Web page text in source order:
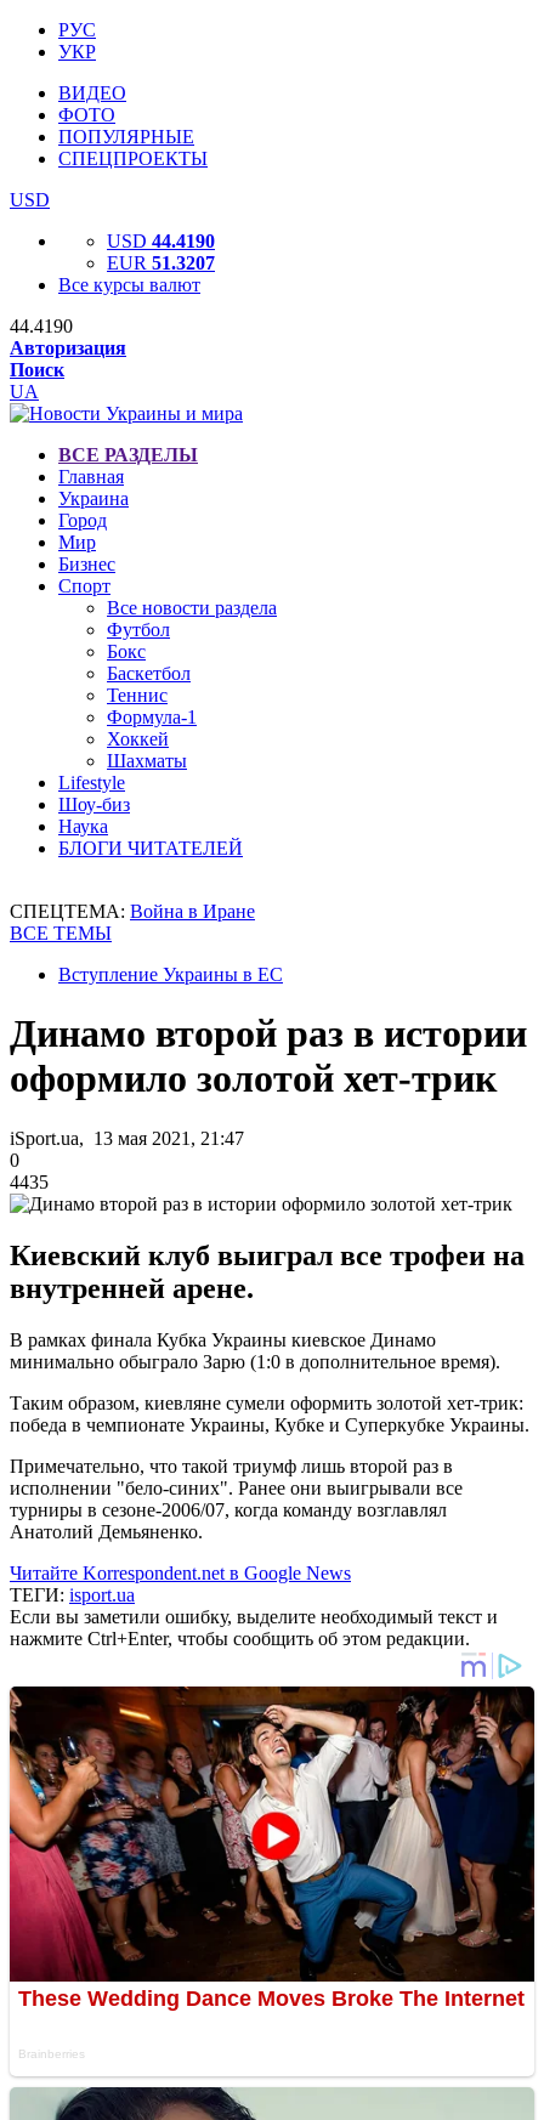
РУС
УКР
ВИДЕО
ФОТО
ПОПУЛЯРНЫЕ
СПЕЦПРОЕКТЫ
USD
USD 44.4190
EUR 51.3207
Все курсы валют
44.4190
Авторизация
Поиск
UA
ВСЕ РАЗДЕЛЫ
Главная
Украина
Город
Мир
Бизнес
Спорт
Все новости раздела
Футбол
Бокс
Баскетбол
Теннис
Формула-1
Хоккей
Шахматы
Lifestyle
Шоу-биз
Наука
БЛОГИ ЧИТАТЕЛЕЙ
СПЕЦТЕМА: Война в Иране
ВСЕ ТЕМЫ
Вступление Украины в ЕС
Динамо второй раз в истории
оформило золотой хет-трик
iSport.ua, 13 мая 2021, 21:47
0
4435
Киевский клуб выиграл все трофеи на
внутренней арене.
В рамках финала Кубка Украины киевское Динамо
минимально обыграло Зарю (1:0 в дополнительное время).
Таким образом, киевляне сумели оформить золотой хет-трик:
победа в чемпионате Украины, Кубке и Суперкубке Украины.
Примечательно, что такой триумф лишь второй раз в
исполнении "бело-синих". Ранее они выигрывали все
турниры в сезоне-2006/07, когда команду возглавлял
Анатолий Демьяненко.
Читайте Korrespondent.net в Google News
ТЕГИ: isport.ua
Если вы заметили ошибку, выделите необходимый текст и
нажмите Ctrl+Enter, чтобы сообщить об этом редакции.